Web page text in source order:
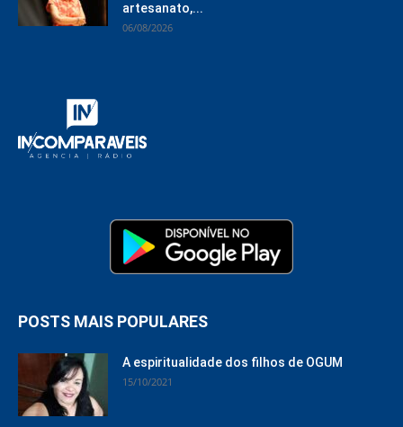
artesanato,...
06/08/2026
POSTS MAIS POPULARES
A espiritualidade dos filhos de OGUM
15/10/2021